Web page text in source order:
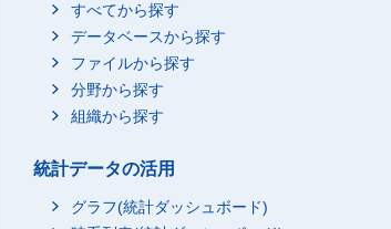
すべてから探す
データベースから探す
ファイルから探す
分野から探す
組織から探す
統計データの活用
グラフ(統計ダッシュボード)